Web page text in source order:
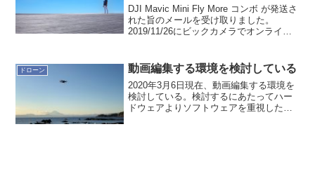
DJI Mavic Mini Fly More コンボ が発送さ
れた旨のメールを受け取りました。
2019/11/26にビックカメラでオンライン
なっているようです。注文し...
ドローン 動画編集する環境を検討している
2020年3月6日現在、動画編集する環境を
検討している。検討するにあたってハー
ドウェアよりソフトウェアを重視した